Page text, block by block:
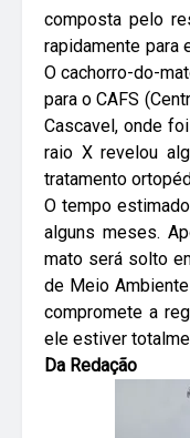
composta pelo
rapidamente para
O cachorro-do-
para o CAFS
Cascavel, onde
raio X revelou
tratamento
O tempo
alguns meses.
mato será solto
de Meio
compromete a
ele estiver
Da Redação